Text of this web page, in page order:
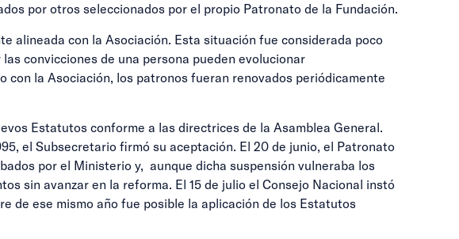
por otros seleccionados por el propio Patronato de la Fundación.
alineada con la Asociación. Esta situación fue considerada poco
convicciones de una persona pueden evolucionar
la Asociación, los patronos fueran renovados periódicamente
Estatutos conforme a las directrices de la Asamblea General.
el Subsecretario firmó su aceptación. El 20 de junio, el Patronato
por el Ministerio y, aunque dicha suspensión vulneraba los
sin avanzar en la reforma. El 15 de julio el Consejo Nacional instó
de ese mismo año fue posible la aplicación de los Estatutos